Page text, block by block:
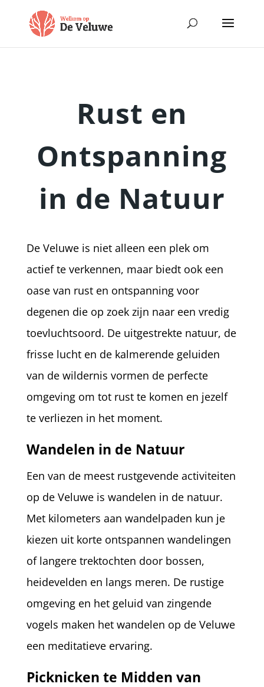
Rust en
Ontspanning
in de Natuur
De Veluwe is niet alleen een plek om
actief te verkennen, maar biedt ook een
oase van rust en ontspanning voor
degenen die op zoek zijn naar een vredig
toevluchtsoord. De uitgestrekte natuur, de
frisse lucht en de kalmerende geluiden
van de wildernis vormen de perfecte
omgeving om tot rust te komen en jezelf
te verliezen in het moment.
Wandelen in de Natuur
Een van de meest rustgevende activiteiten
op de Veluwe is wandelen in de natuur.
Met kilometers aan wandelpaden kun je
kiezen uit korte ontspannen wandelingen
of langere trektochten door bossen,
heidevelden en langs meren. De rustige
omgeving en het geluid van zingende
vogels maken het wandelen op de Veluwe
een meditatieve ervaring.
Picknicken te Midden van